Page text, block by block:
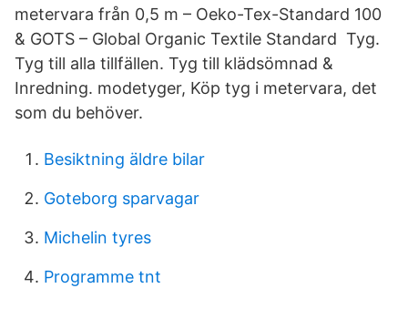
metervara från 0,5 m – Oeko-Tex-Standard 100
& GOTS – Global Organic Textile Standard Tyg.
Tyg till alla tillfällen. Tyg till klädsömnad &
Inredning. modetyger, Köp tyg i metervara, det
som du behöver.
Besiktning äldre bilar
Goteborg sparvagar
Michelin tyres
Programme tnt